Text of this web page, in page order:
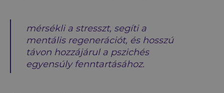
mérsékli a stresszt, segíti a
mentális regenerációt, és hosszú
távon hozzájárul a pszichés
egyensúly fenntartásához.